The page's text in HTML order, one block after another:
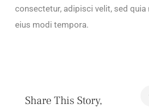
consectetur, adipisci velit, sed quia
eius modi tempora.
Share This Story,